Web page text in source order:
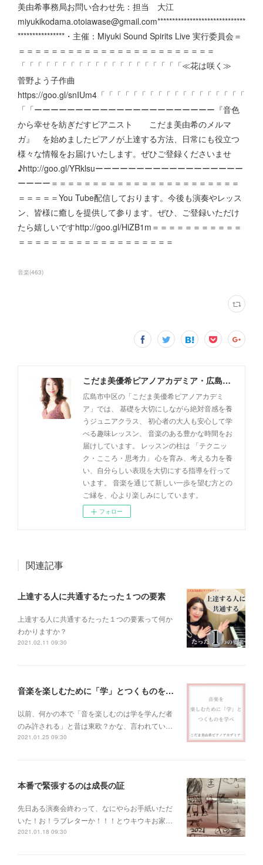
美由希事務局お問い合わせ先：担当 大江
miyukikodama.otoiawase@gmail.com******************************
****************・主催：Miyuki Sound Spirits Live 実行委員会＝
＝＝＝＝＝＝＝＝＝＝＝＝＝＝＝＝＝＝＝＝＝＝＝＝
「「「「「「「「「「「「「「「「「「「「≪花は咲く≫
菅野よう子作曲
https://goo.gl/snIUm4「「「「「「「「「「「「「「「「「「
「「ーーーーーーーーーーーーーーーーーーーーーー『音色
から幸せを紡ぎだすピアニスト こだま美由希のメルマ
ガ』 を始めましたピアノが上達する方法、日常にも役立つ
様々な情報をお届けいたします。ぜひご登録くださいませ
♪http://goo.gl/YRklsuーーーーーーーーーーーーーーーーーー
ーーーー＝＝＝＝＝＝＝＝＝＝＝＝＝＝＝＝＝＝＝＝＝＝＝
＝＝＝＝＝You Tube配信しております。今後も演奏やレッス
ン、皆様に癒しを提供して参ります。ぜひ、ご登録いただけ
たら嬉しいですhttp://goo.gl/HiZB1m＝＝＝＝＝＝＝＝＝＝＝
＝＝＝＝＝＝＝＝＝＝＝＝＝＝＝＝＝＝＝
音楽(463)
こだま美優希ピアノアカデミア・広島市中区
広島市中区の「こだま美優希ピアノアカデミ
ア」では、 基礎を大切にしながら絶対音感を養
うジュニアクラス、 初心者の大人も安心して学
べる趣味レッスン、 音楽のある豊かな時間をお
届けしています。 レッスンの柱は 「テクニッ
ク・こころ・思考力」 心を育み、考える力を養
い、自分らしい表現を大切にする指導を行って
います。 音楽を通じて新しい一歩を望む方との
ご縁を、心より楽しみにしています。
フォロー
関連記事
上達する人に共通するたった１つの要素
上達する人に共通するたった１つの要素って何か
わかりますか？
2021.02.11 09:30
音楽を楽しむために「学」とつくものを学べ！
以前、何かの本で「音を楽しむのは学を学んだ者
のみ許される」と昔は東欧？かな、言われてい…
2021.01.25 09:30
本番で緊張するのは成長の証
先日ある演奏会終わって、なにやらお手紙いただ
いた！お！ラブレターか！！！とウキウキお家…
2021.01.18 09:30